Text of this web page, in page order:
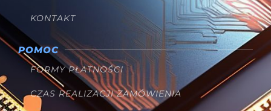
KONTAKT
POMOC
FORMY PŁATNOŚCI
CZAS REALIZACJI ZAMÓWIENIA